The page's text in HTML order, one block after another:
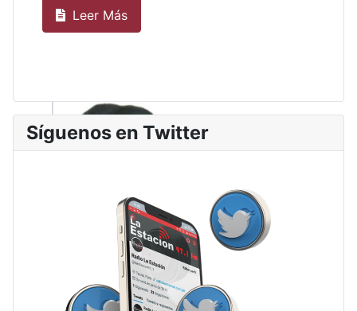
Leer Más
Síguenos en Twitter